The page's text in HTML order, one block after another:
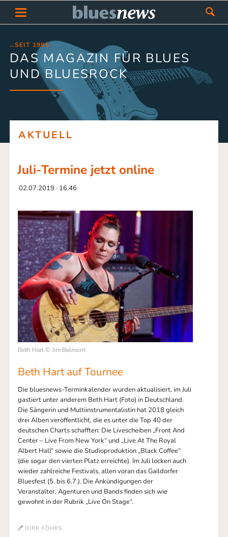
…SEIT 1995
DAS MAGAZIN FÜR BLUES
UND BLUESROCK
AKTUELL
Juli-Termine jetzt online
02.07.2019 · 16.46
Beth Hart © Jim Belmont
Beth Hart auf Tournee
Die bluesnews-Terminkalender wurden aktualisiert, im Juli
gastiert unter anderem Beth Hart (Foto) in Deutschland.
Die Sängerin und Multiinstrumentalistin hat 2018 gleich
drei Alben veröffentlicht, die es unter die Top 40 der
deutschen Charts schafften: Die Livescheiben „Front And
Center – Live From New York“ und „Live At The Royal
Albert Hall“ sowie die Studioproduktion „Black Coffee“
(die sogar den vierten Platz erreichte). Im Juli locken auch
wieder zahlreiche Festivals, allen voran das Gaildorfer
Bluesfest (5. bis 6.7.). Die Ankündigungen der
Veranstalter, Agenturen und Bands finden sich wie
gewohnt in der Rubrik „Live On Stage“.
DIRK FÖHRS